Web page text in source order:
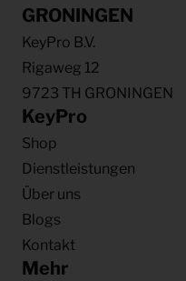
GRONINGEN
KeyPro B.V.
Rigaweg 12
9723 TH GRONINGEN
KeyPro
Shop
Dienstleistungen
Über uns
Blogs
Kontakt
Mehr